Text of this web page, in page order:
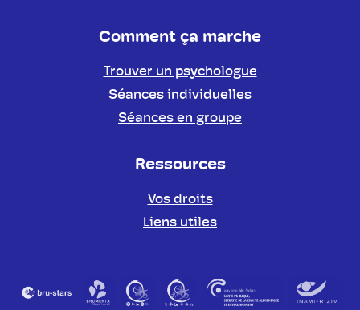
Comment ça marche
Trouver un psychologue
Séances individuelles
Séances en groupe
Ressources
Vos droits
Liens utiles
Partenaires